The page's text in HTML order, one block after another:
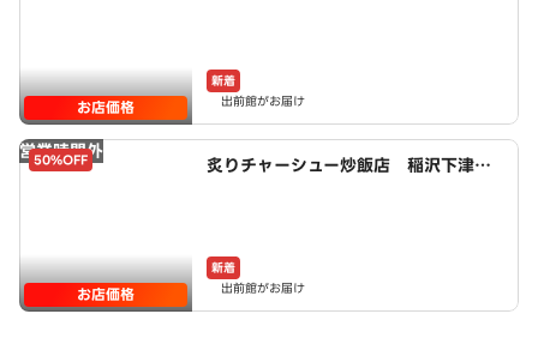
お店価格
新着
出前館がお届け
営業時間外
50%OFF
お店価格
炙りチャーシュー炒飯店 稲沢下津
新着
出前館がお届け